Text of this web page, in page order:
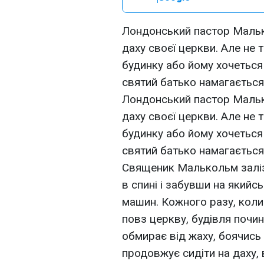
Лондонський пастор
даху своєї церкви. Але не
будинку або йому
святий батько
Лондонський пастор
даху своєї церкви. Але не
будинку або йому
святий батько
Священик Малькольм
в спині і забувши на
машин. Кожного разу,
повз церкву, будівля
обмирає від жаху, боячись
продовжує сидіти на